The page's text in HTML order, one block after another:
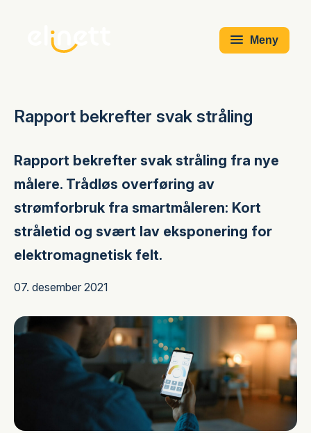
Meny
Rapport bekrefter svak stråling
Rapport bekrefter svak stråling fra nye
målere. Trådløs overføring av
strømforbruk fra smartmåleren: Kort
stråletid og svært lav eksponering for
elektromagnetisk felt.
07. desember 2021